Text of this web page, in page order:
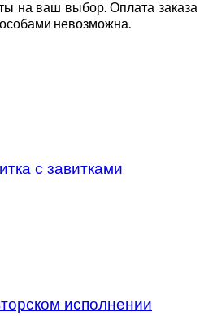
на ваш выбор. Оплата заказа
невозможна.
с завитками
исполнении